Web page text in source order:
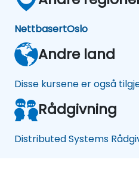
NettbasertOslo
Andre land
Disse kursene er også
Rådgivning
Distributed Systems